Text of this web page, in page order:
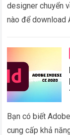
designer chuyển
nào để download
Bạn có biết
cung cấp khả